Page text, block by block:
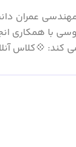
عمران
با همکاری
کند: 💠کلاس